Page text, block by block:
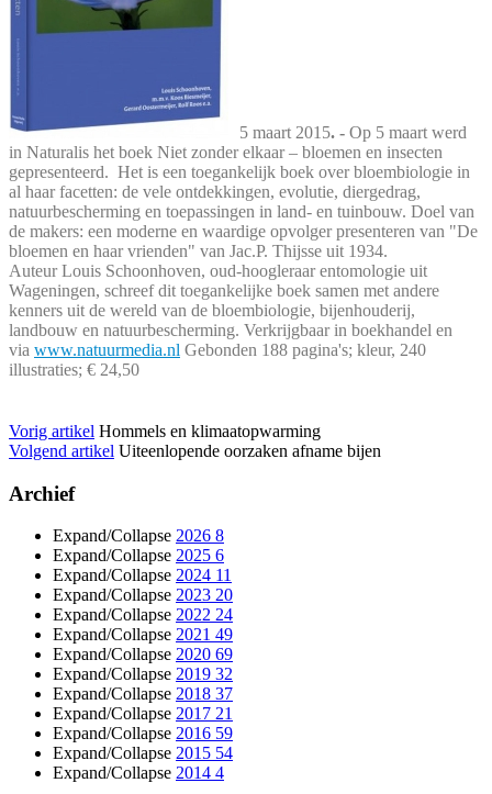
5 maart 2015. - Op 5 maart werd
in Naturalis het boek Niet zonder elkaar – bloemen en insecten
gepresenteerd. Het is een toegankelijk boek over bloembiologie in
al haar facetten: de vele ontdekkingen, evolutie, diergedrag,
natuurbescherming en toepassingen in land- en tuinbouw. Doel van
de makers: een moderne en waardige opvolger presenteren van "De
bloemen en haar vrienden" van Jac.P. Thijsse uit 1934.
Auteur Louis Schoonhoven, oud-hoogleraar entomologie uit
Wageningen, schreef dit toegankelijke boek samen met andere
kenners uit de wereld van de bloembiologie, bijenhouderij,
landbouw en natuurbescherming. Verkrijgbaar in boekhandel en
via www.natuurmedia.nl Gebonden 188 pagina's; kleur, 240
illustraties; € 24,50
Vorig artikel Hommels en klimaatopwarming
Volgend artikel Uiteenlopende oorzaken afname bijen
Archief
Expand/Collapse 2026 8
Expand/Collapse 2025 6
Expand/Collapse 2024 11
Expand/Collapse 2023 20
Expand/Collapse 2022 24
Expand/Collapse 2021 49
Expand/Collapse 2020 69
Expand/Collapse 2019 32
Expand/Collapse 2018 37
Expand/Collapse 2017 21
Expand/Collapse 2016 59
Expand/Collapse 2015 54
Expand/Collapse 2014 4